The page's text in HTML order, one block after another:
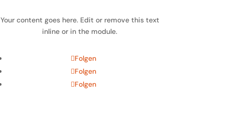
Your content goes here. Edit or remove this text
inline or in the module.
Folgen
Folgen
Folgen